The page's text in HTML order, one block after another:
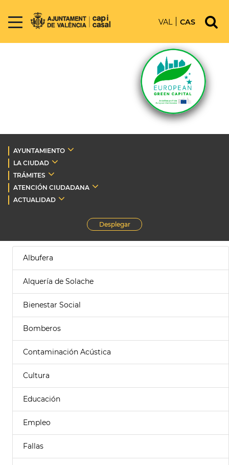
VAL CAS
AYUNTAMIENTO
LA CIUDAD
TRÁMITES
ATENCIÓN CIUDADANA
ACTUALIDAD
Desplegar
Albufera
Alquería de Solache
Bienestar Social
Bomberos
Contaminación Acústica
Cultura
Educación
Empleo
Fallas